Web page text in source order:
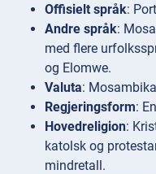
Offisielt språk:
Andre språk:
med flere
og Elomwe.
Valuta:
Regjeringsform:
Hovedreligion:
katolsk og
mindretall.